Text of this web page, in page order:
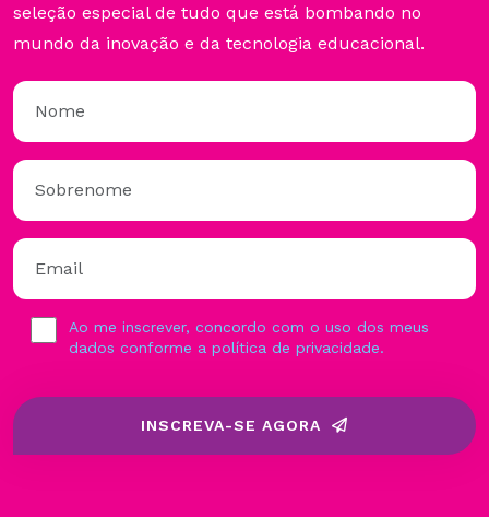
seleção especial de tudo que está bombando no
mundo da inovação e da tecnologia educacional.
Ao me inscrever, concordo com o uso dos meus
dados conforme a política de privacidade.
INSCREVA-SE AGORA